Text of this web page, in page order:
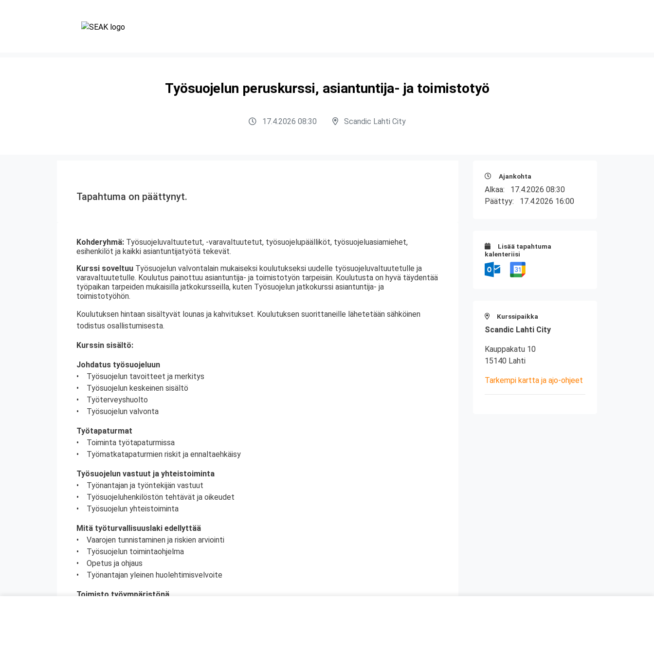
Työsuojelun peruskurssi, asiantuntija- ja toimistotyö
17.4.2026 08:30 Scandic Lahti City
Tapahtuma on päättynyt.
Kohderyhmä: Työsuojeluvaltuutetut, -varavaltuutetut, työsuojelupäälliköt, työsuojeluasiamiehet,
esihenkilöt ja kaikki asiantuntijatyötä tekevät.
Kurssi soveltuu Työsuojelun valvontalain mukaiseksi koulutukseksi uudelle työsuojeluvaltuutetulle ja
varavaltuutetulle. Koulutus painottuu asiantuntija- ja toimistotyön tarpeisiin. Koulutusta on hyvä täydentää
työpaikan tarpeiden mukaisilla jatkokursseilla, kuten Työsuojelun jatkokurssi asiantuntija- ja
toimistotyöhön.
Koulutuksen hintaan sisältyvät lounas ja kahvitukset. Koulutuksen suorittaneille lähetetään sähköinen
todistus osallistumisesta.
Kurssin sisältö:
Johdatus työsuojeluun
• Työsuojelun tavoitteet ja merkitys
• Työsuojelun keskeinen sisältö
• Työterveyshuolto
• Työsuojelun valvonta
Työtapaturmat
• Toiminta työtapaturmissa
• Työmatkatapaturmien riskit ja ennaltaehkäisy
Työsuojelun vastuut ja yhteistoiminta
• Työnantajan ja työntekijän vastuut
• Työsuojeluhenkilöstön tehtävät ja oikeudet
• Työsuojelun yhteistoiminta
Mitä työturvallisuuslaki edellyttää
• Vaarojen tunnistaminen ja riskien arviointi
• Työsuojelun toimintaohjelma
• Opetus ja ohjaus
• Työnantajan yleinen huolehtimisvelvoite
Toimisto työympäristönä
Ajankohta
Alkaa: 17.4.2026 08:30
Päättyy: 17.4.2026 16:00
Lisää tapahtuma
kalenteriisi
Kurssipaikka
Scandic Lahti City
Kauppakatu 10
15140 Lahti
Tarkempi kartta ja ajo-ohjeet